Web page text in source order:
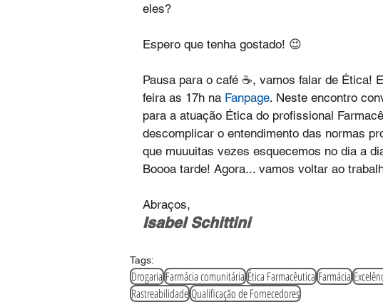
eles?
Espero que tenha gostado! 😉
Pausa para o café ☕, vamos falar de Ética!
feira as 17h na Fanpage. Neste encontro
para a atuação Ética do profissional
descomplicar o entendimento das normas
que muuuitas vezes esquecemos no dia a
Boooa tarde! Agora... vamos voltar ao
Abraços,
Isabel Schittini‬
Tags:
DrogariaFarmácia comunitáriaÉtica FarmacêuticaFarmácia
RastreabilidadeQualificação de Fornecedores